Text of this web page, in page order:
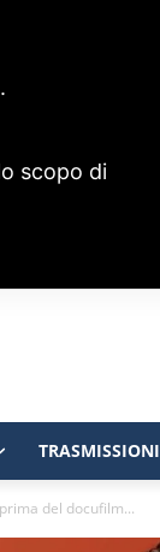
TRASMISSIONI
del docufilm...
scopo di